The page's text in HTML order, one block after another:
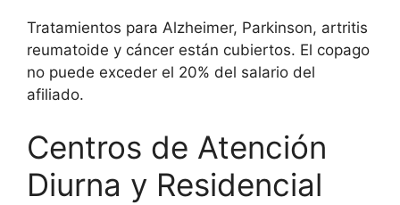
Tratamientos para Alzheimer, Parkinson, artritis
reumatoide y cáncer están cubiertos. El copago
no puede exceder el 20% del salario del
afiliado.
Centros de Atención
Diurna y Residencial